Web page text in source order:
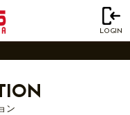
LOGIN
ン